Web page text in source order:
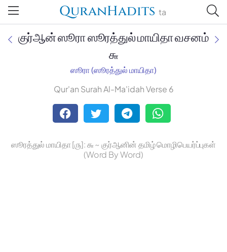
QuranHadits ta
Jan Trust Foundation
Mufti Omar Sheriff Qasimi,
குர்ஆன் ஸூரா ஸூரத்துல் மாயிதா வசனம்
௬
ஸூரா (ஸூரத்துல் மாயிதா)
Qur'an Surah Al-Ma'idah Verse 6
ஸூரத்துல் மாயிதா [௫]: ௬ ~ குர்ஆனின் தமிழ் மொழிபெயர்ப்புகள்
(Word By Word)